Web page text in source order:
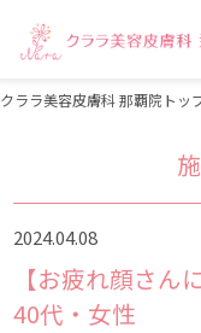
クララ美容皮膚科 那覇院トッ
2024.04.08
【お疲れ顔さ
40代・女性